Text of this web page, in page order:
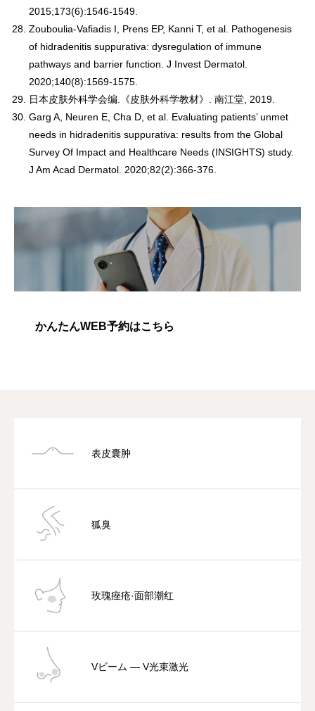
2015;173(6):1546-1549.
Zouboulia-Vafiadis I, Prens EP, Kanni T, et al. Pathogenesis
of hidradenitis suppurativa: dysregulation of immune
pathways and barrier function. J Invest Dermatol.
2020;140(8):1569-1575.
日本皮肤外科学会编.《皮肤外科学教材》. 南江堂, 2019.
Garg A, Neuren E, Cha D, et al. Evaluating patients’ unmet
needs in hidradenitis suppurativa: results from the Global
Survey Of Impact and Healthcare Needs (INSIGHTS) study.
J Am Acad Dermatol. 2020;82(2):366-376.
かんたんWEB予約はこちら
表皮囊肿
狐臭
玫瑰痤疮·面部潮红
Vビーム — V光束激光